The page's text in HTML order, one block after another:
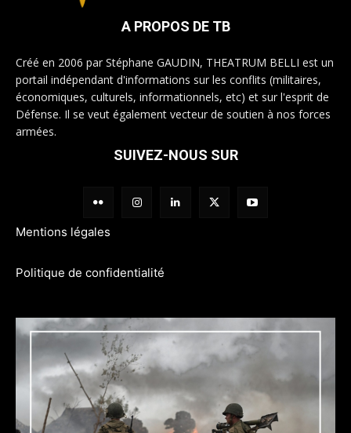
A PROPOS DE TB
Créé en 2006 par Stéphane GAUDIN, THEATRUM BELLI est un
portail indépendant d'informations sur les conflits (militaires,
économiques, culturels, informationnels, etc) et sur l'esprit de
Défense. Il se veut également vecteur de soutien à nos forces
armées.
SUIVEZ-NOUS SUR
Mentions légales
Politique de confidentialité